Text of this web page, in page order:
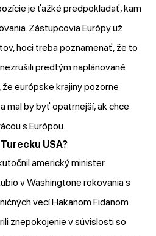
je ťažké predpokladať, kam
Zástupcovia Európy už
hoci treba poznamenať, že to
nezrušilipredtým naplánované
európske krajiny pozorne
mal by byť opatrnejší, ak chce
s Európou.
USA?
americký minister
v Washingtone rokovania s
vecí Hakanom Fidanom.
znepokojenie v súvislosti so